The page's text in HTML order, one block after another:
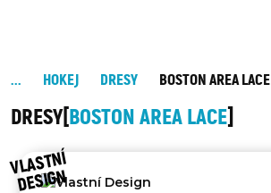
HOKEJ DRESY BOSTON AREA LACE
DRESY BOSTON AREA LACE
VLAST
NÍ
DESIG
N